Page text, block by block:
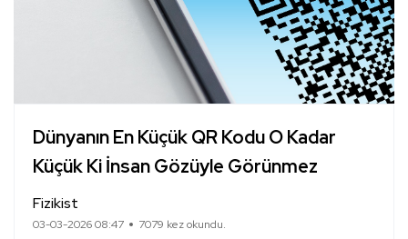
Dünyanın En Küçük QR Kodu O Kadar
Küçük Ki İnsan Gözüyle Görünmez
Fizikist
03-03-2026 08:47 7079 kez okundu.